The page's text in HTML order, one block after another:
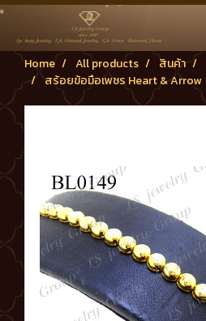
Home All products สินค้า
สร้อยข้อมือเพชร Heart & Arrow